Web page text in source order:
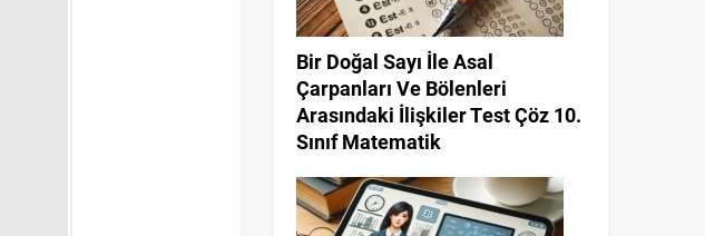
Bir Doğal Sayı İle Asal
Çarpanları Ve Bölenleri
Arasındaki İlişkiler Test Çöz 10.
Sınıf Matematik